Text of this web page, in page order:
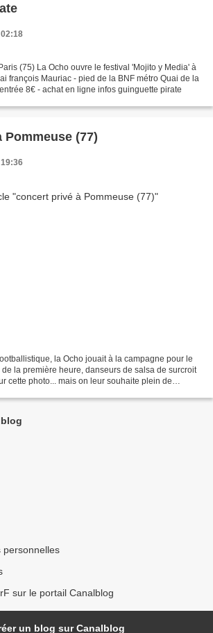
(75) La Ocho ouvre le festival 'Mojito y Media' à
françois Mauriac - pied de la BNF métro Quai de la
8€ - achat en ligne infos guinguette pirate
(77)
la Ocho jouait à la campagne pour le
la première heure, danseurs de salsa de surcroit
cette photo... mais on leur souhaite plein de
personnelles
sur le portail Canalblog
un blog sur Canalblog